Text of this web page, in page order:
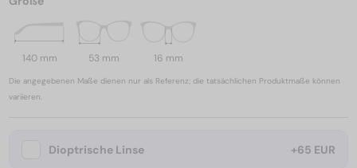
140 mm 53 mm 16 mm
Die angegebenen Maße dienen nur als Referenz; die tatsächlichen Produktmaße können
variieren.
Dioptrische Linse +65 EUR